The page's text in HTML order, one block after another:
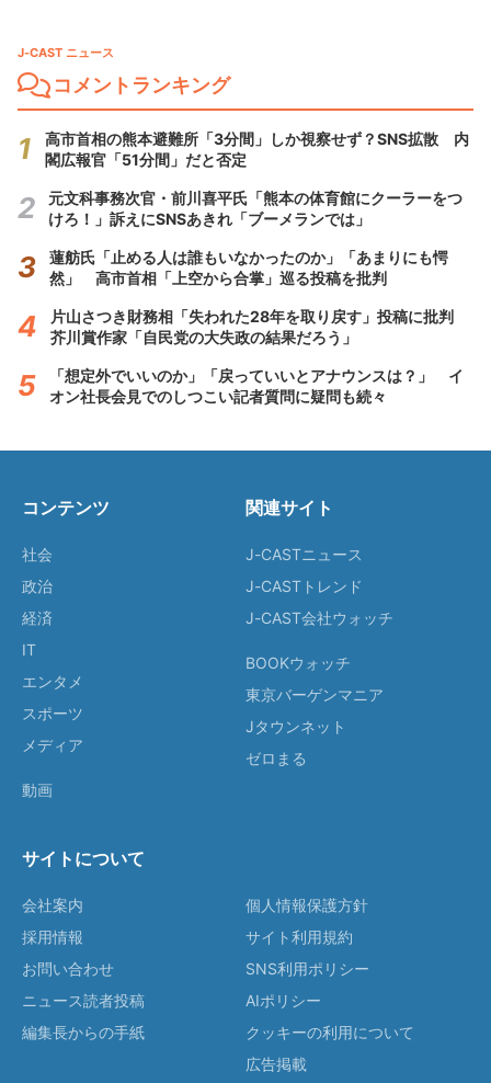
J-CAST ニュース
コメントランキング
高市首相の熊本避難所「3分間」しか視察せず？SNS拡散 内
閣広報官「51分間」だと否定
元文科事務次官・前川喜平氏「熊本の体育館にクーラーをつ
けろ！」訴えにSNSあきれ「ブーメランでは」
蓮舫氏「止める人は誰もいなかったのか」「あまりにも愕
然」 高市首相「上空から合掌」巡る投稿を批判
片山さつき財務相「失われた28年を取り戻す」投稿に批判
芥川賞作家「自民党の大失政の結果だろう」
「想定外でいいのか」「戻っていいとアナウンスは？」 イ
オン社長会見でのしつこい記者質問に疑問も続々
コンテンツ
社会
政治
経済
IT
エンタメ
スポーツ
メディア
動画
関連サイト
J-CASTニュース
J-CASTトレンド
J-CAST会社ウォッチ
BOOKウォッチ
東京バーゲンマニア
Jタウンネット
ゼロまる
サイトについて
会社案内
採用情報
お問い合わせ
ニュース読者投稿
編集長からの手紙
個人情報保護方針
サイト利用規約
SNS利用ポリシー
AIポリシー
クッキーの利用について
広告掲載